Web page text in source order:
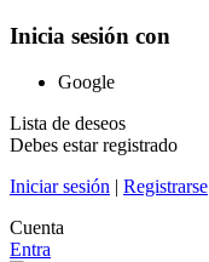
Inicia sesión con
Google
Lista de deseos
Debes estar registrado
Iniciar sesión | Registrarse
Cuenta
Entra